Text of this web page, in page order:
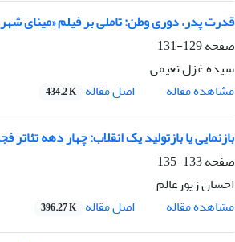
قدرت پدر، دوری وطن: تاملی بر فیلم «مینای
صفحه129-131
سیده غزل نعیمی
مشاهده مقاله
اصل مقاله 434.2 K
بازنمایی یا بازتولید یک انقلاب: چهار دهه تئاتر
صفحه133-135
احسان زیورعالم
مشاهده مقاله
اصل مقاله 396.27 K